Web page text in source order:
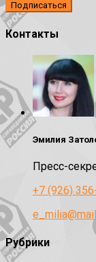
Контакты
Эмилия
Пресс-
+7 (926)
Рубрики